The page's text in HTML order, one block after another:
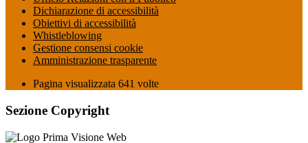
Dichiarazione di accessibilità
Obiettivi di accessibilità
Whistleblowing
Gestione consensi cookie
Amministrazione trasparente
Pagina visualizzata 641 volte
Sezione Copyright